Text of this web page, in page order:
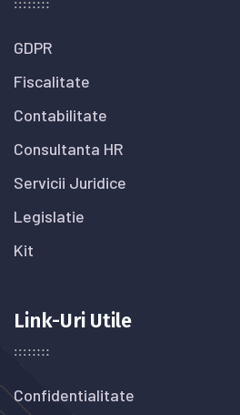
GDPR
Fiscalitate
Contabilitate
Consultanta HR
Servicii Juridice
Legislatie
Kit
Link-Uri Utile
Confidentialitate